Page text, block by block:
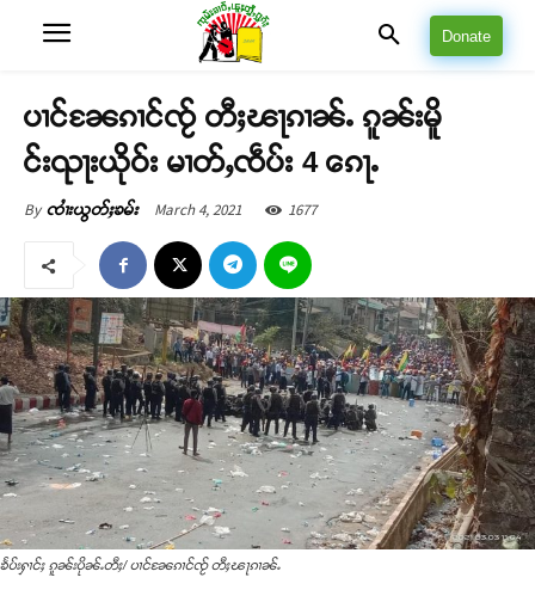
Donate
ပၢင်ၼႄၵၢင်ၸႂ် တီႈၽႃၵၢၼ်ႉ ၵူၼ်းမိူ
င်းၺႃးယိုဝ်း မၢတ်ႇၸဵပ်း 4 ၵေႃႉ
By ၸၢႆးယွတ်ႈၶမ်း March 4, 2021 1677
ၶႅပ်းႁၢင်ႈ ၵူၼ်းပိုၼ်ႉတီႈ/ ပၢင်ၼႄၵၢင်ၸႂ် တီႈၽႃၵၢၼ်ႉ